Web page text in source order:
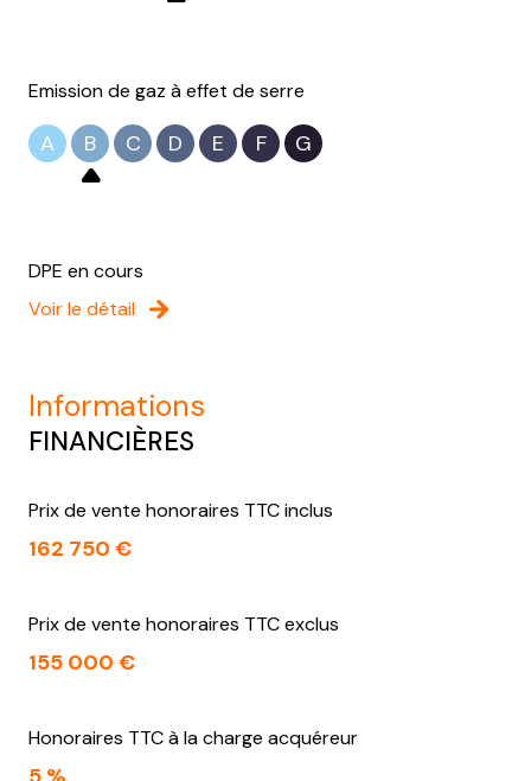
exposition Sud
1 côté(s) mitoyen(s)
vue jardin
arboré
piscinable
interphone
Emission de gaz à effet de serre
A B C D E F G
DPE en cours
Voir le détail
informations
FINANCIÈRES
Prix de vente honoraires TTC inclus
162 750 €
Prix de vente honoraires TTC exclus
155 000 €
Honoraires TTC à la charge acquéreur